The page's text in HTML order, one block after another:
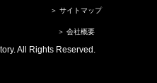
＞ サイトマップ
＞ 会社概要
All Rights Reserved.